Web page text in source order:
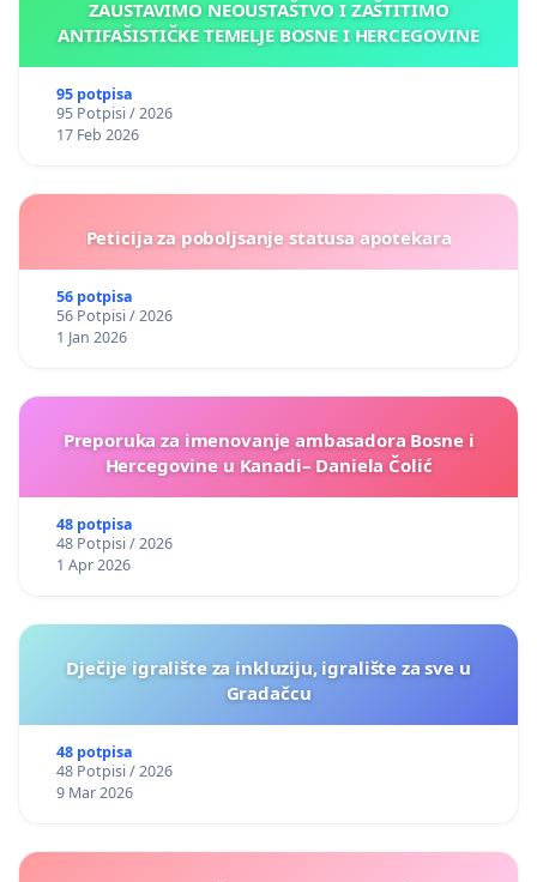
ZAUSTAVIMO NEOUSTAŠTVO I ZAŠTITIMO
ANTIFAŠISTIČKE TEMELJE BOSNE I HERCEGOVINE
95 potpisa
95 Potpisi / 2026
17 Feb 2026
Peticija za poboljsanje statusa apotekara
56 potpisa
56 Potpisi / 2026
1 Jan 2026
Preporuka za imenovanje ambasadora Bosne i
Hercegovine u Kanadi– Daniela Čolić
48 potpisa
48 Potpisi / 2026
1 Apr 2026
Dječije igralište za inkluziju, igralište za sve u
Gradačcu
48 potpisa
48 Potpisi / 2026
9 Mar 2026